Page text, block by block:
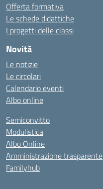
Offerta formativa
Le schede didattiche
I progetti delle classi
Novità
Le notizie
Le circolari
Calendario eventi
Albo online
Semiconvitto
Modulistica
Albo Online
Amministrazione trasparente
Familyhub